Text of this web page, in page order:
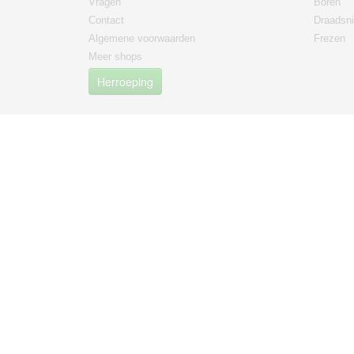
Contact
Algemene voorwaarden
Meer shops
Herroeping
Frezen